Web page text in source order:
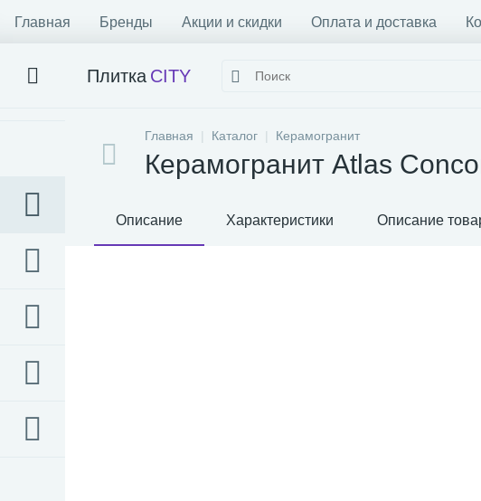
Главная Бренды Акции и скидки Оплата и доставка
Плитка CITY
Главная Каталог Керамогранит
Керамогранит Atlas
Описание Характеристики Описание